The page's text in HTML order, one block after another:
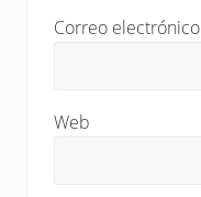
Correo electrónico
Web